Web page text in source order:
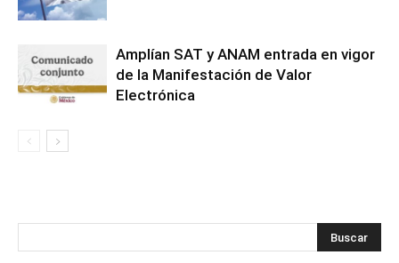
Amplían SAT y ANAM entrada en vigor
de la Manifestación de Valor
Electrónica